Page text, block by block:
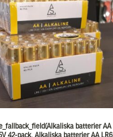
batterier AA
42-pack, Alkaliska batterier AA LR6